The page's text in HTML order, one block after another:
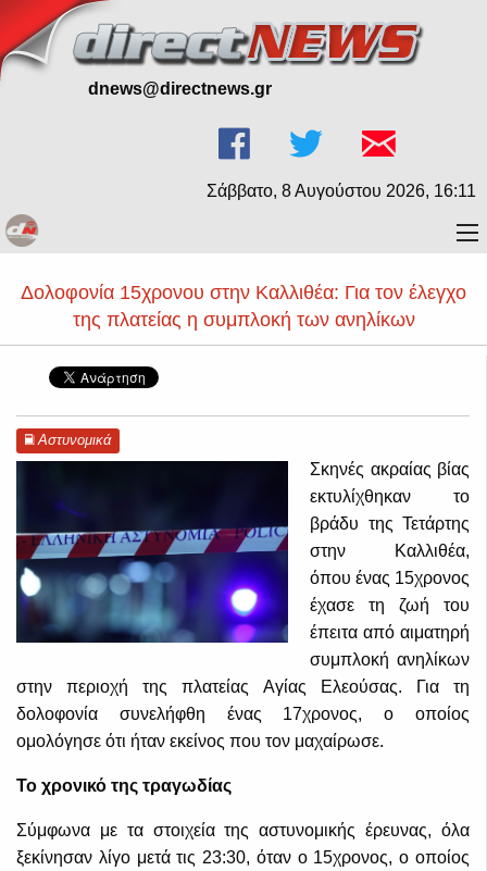
dnews@directnews.gr
Σάββατο, 8 Αυγούστου 2026, 16:11
Δολοφονία 15χρονου στην Καλλιθέα: Για τον έλεγχο
της πλατείας η συμπλοκή των ανηλίκων
Αστυνομικά
Σκηνές ακραίας βίας
εκτυλίχθηκαν το
βράδυ της Τετάρτης
στην Καλλιθέα,
όπου ένας 15χρονος
έχασε τη ζωή του
έπειτα από αιματηρή
συμπλοκή ανηλίκων
στην περιοχή της πλατείας Αγίας Ελεούσας. Για τη
δολοφονία συνελήφθη ένας 17χρονος, ο οποίος
ομολόγησε ότι ήταν εκείνος που τον μαχαίρωσε.
Το χρονικό της τραγωδίας
Σύμφωνα με τα στοιχεία της αστυνομικής έρευνας, όλα
ξεκίνησαν λίγο μετά τις 23:30, όταν ο 15χρονος, ο οποίος